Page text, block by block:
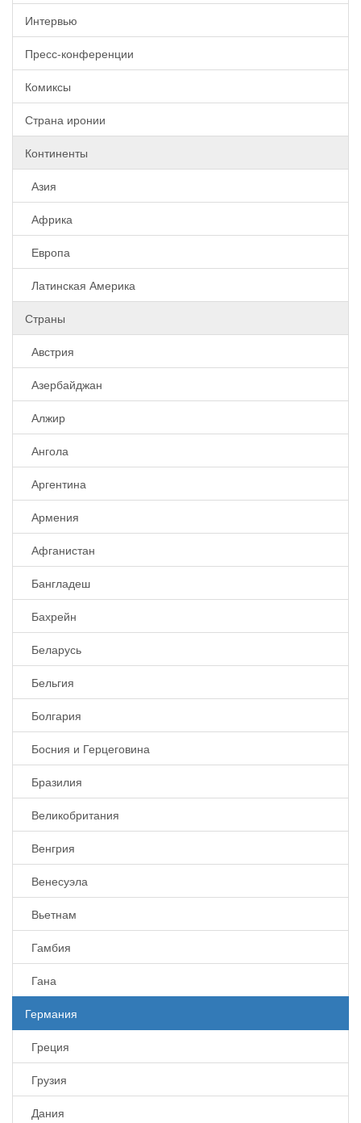
Интервью
Пресс-конференции
Комиксы
Страна иронии
Континенты
Азия
Африка
Европа
Латинская Америка
Страны
Австрия
Азербайджан
Алжир
Ангола
Аргентина
Армения
Афганистан
Бангладеш
Бахрейн
Беларусь
Бельгия
Болгария
Босния и Герцеговина
Бразилия
Великобритания
Венгрия
Венесуэла
Вьетнам
Гамбия
Гана
Германия
Греция
Грузия
Дания